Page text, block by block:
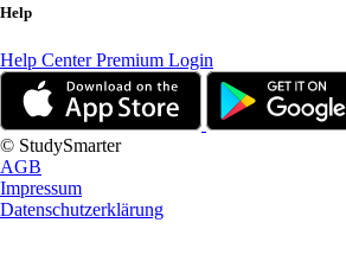
Help
Help CenterPremium Login
© StudySmarter
AGB
Impressum
Datenschutzerklärung